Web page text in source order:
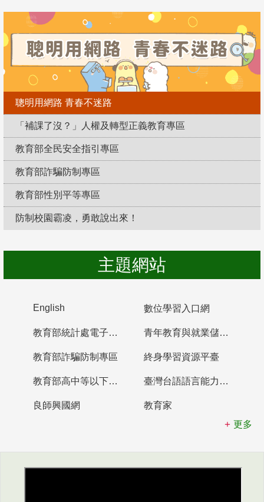
聰明用網路 青春不迷路
「補課了沒？」人權及轉型正義教育專區
教育部全民安全指引專區
教育部詐騙防制專區
教育部性別平等專區
防制校園霸凌，勇敢說出來！
主題網站
English 數位學習入口網
教育部統計處電子書櫃 青年教育與就業儲蓄帳戶
教育部詐騙防制專區 終身學習資源平臺
教育部高中等以下學校及幼兒園教師資格檢定考試 臺灣台語語言能力認證網站
良師興國網
教育家
更多